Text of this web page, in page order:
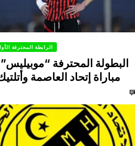
الرابطة المحترفة
البطولة المحترفة
مباراة إتحاد العاصمة